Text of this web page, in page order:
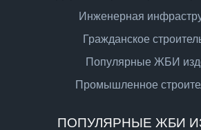
Инженерная
Гражданское
Популярные ЖБИ
Промышленное
ПОПУЛЯРНЫЕ ЖБИ